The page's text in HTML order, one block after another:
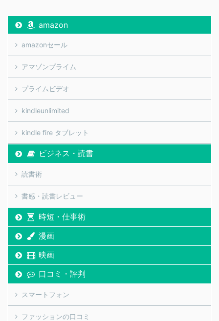
amazon
amazonセール
アマゾンプライム
プライムビデオ
kindleunlimited
kindle fire タブレット
ビジネス・読書
読書術
書感・読書レビュー
時短・仕事術
漫画
映画
口コミ・評判
スマートフォン
ファッションの口コミ